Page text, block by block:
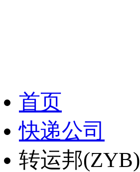
首页
快递公司
转运邦(ZYB)